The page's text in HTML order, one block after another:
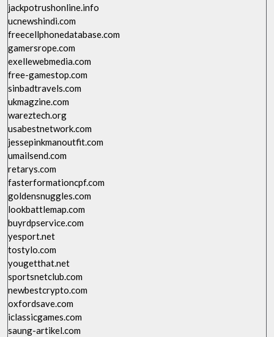
jackpotrushonline.info
ucnewshindi.com
freecellphonedatabase.com
gamersrope.com
exellewebmedia.com
free-gamestop.com
sinbadtravels.com
ukmagzine.com
wareztech.org
usabestnetwork.com
jessepinkmanoutfit.com
umailsend.com
retarys.com
fasterformationcpf.com
goldensnuggles.com
lookbattlemap.com
buyrdpservice.com
yesport.net
tostylo.com
yougetthat.net
sportsnetclub.com
newbestcrypto.com
oxfordsave.com
iclassicgames.com
saung-artikel.com